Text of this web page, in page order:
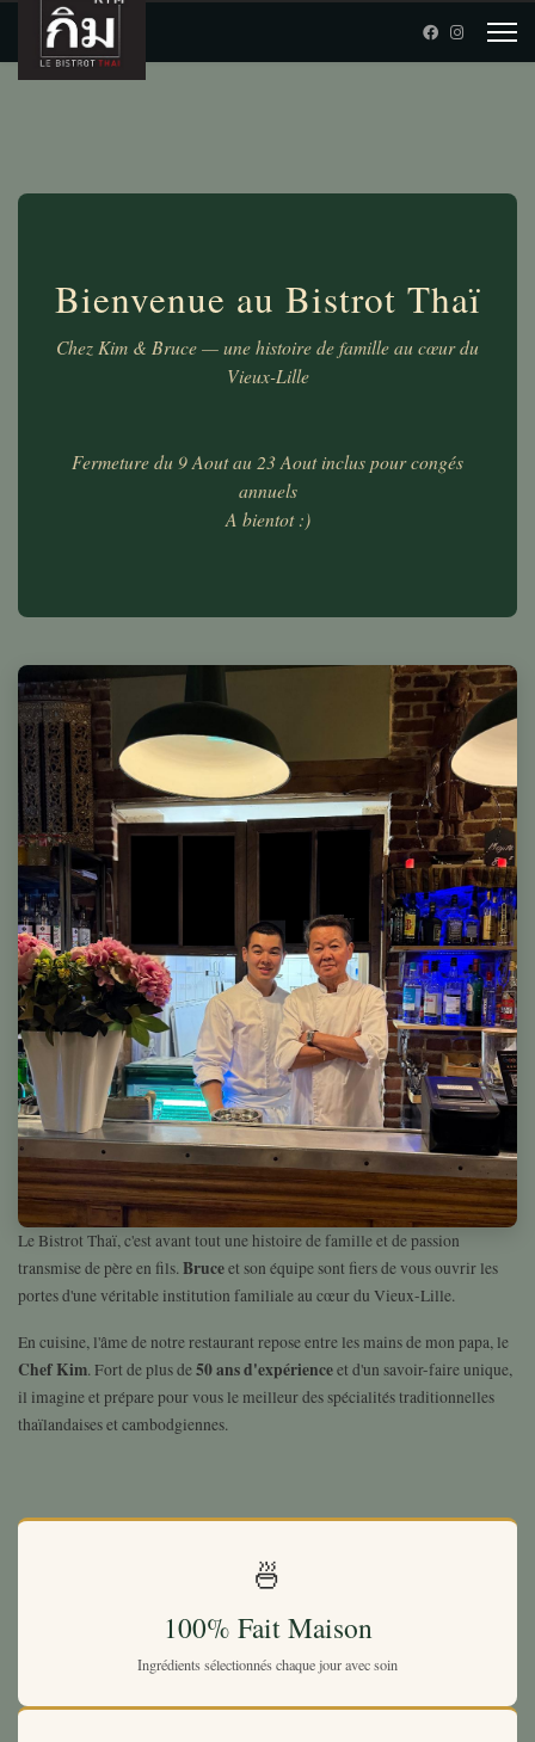
Bienvenue au Bistrot Thaï
Chez Kim & Bruce — une histoire de famille au cœur du
Vieux-Lille
Fermeture du 9 Aout au 23 Aout inclus pour congés
annuels
A bientot :)
Le Bistrot Thaï, c'est avant tout une histoire de famille et de passion
transmise de père en fils.Bruceet son équipe sont fiers de vous ouvrir les
portes d'une véritable institution familiale au cœur du Vieux-Lille.
En cuisine, l'âme de notre restaurant repose entre les mains de mon papa, le
Chef Kim. Fort de plus de50 ans d'expérienceet d'un savoir-faire unique,
il imagine et prépare pour vous le meilleur des spécialités traditionnelles
thaïlandaises et cambodgiennes.
🍜
100% Fait Maison
Ingrédients sélectionnés chaque jour avec soin